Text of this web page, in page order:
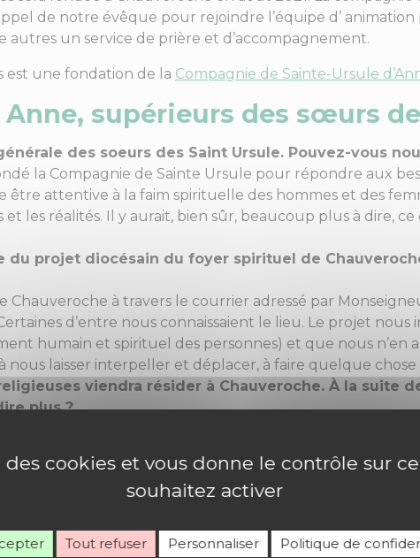
de notre évêque pour rejoindre l’équipe d’
autres un service de prière et d’accompagnement.
est une fondation de la Compagnie de Sainte-Ursule
supérieurs des sœurs
des soeurs des Saint Ursule. Pouvez-vous
la Compagnie de Sainte Ursule pour répondre aux
être attentive à la faim spirituelle des hommes et des
les réalités. Il y aurait, bien sûr, beaucoup plus à dire,
du projet diocésain du foyer spirituel de
Chauveroche à travers le courrier adressé par
d’entre nous connaissaient le lieu. Le projet nous
humain et spirituel des personnes) et que nous n’en
nous laisser interpeller et déplacer, à faire quelque
viendra résider à Chauveroche. À la suite
plus ?
à donner. Travailler ensemble à construire et
nous a parlé. La première tâche de la
deux permanents nommés par le diocèse pour
des cookies et vous donne le contrôle sur
souhaitez activer
Tout refuser Personnaliser Politique de